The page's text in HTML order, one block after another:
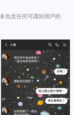
包含任何可識別用戶的